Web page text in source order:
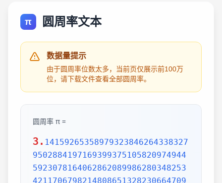
π 圆周率文本
数据量提示
由于圆周率位数太多，当前页仅展示前100万
位，请下载文件查看全部圆周率。
圆周率 π =
3. 1415926535897932384626433832795028841971693993751058209749445923078164062862089986280348253421170679821480865132823066470938446095505822317253594081284811174502841027019385211055596446229489549303819644288109756659334461284756482337867831652712019091456485669234603486104543266482133936072602491412737245870066063155881748815209209628292540917153643678925903600113305305488204665213841469519415116094330572703657595919530921861173819326117931051185480744623799627495673518857527248912279381830119491298336733624406566430860213949463952247371907021798609437027705392171762931767523846748184676694051320005681271452635608277857713427577896091736371787214684409012249534301465495853710507922796892589235420199561121290219608640344181598136297747713099605187072113499999983729780499510597317328160963185950244594553469083026425223082533446850352619311881710100031378387528865875332083814206171776691473035982534904287554687311595628638823537875937519577818577805321712268066130019278766111959092164201989380952572010654858632788659361533818279682303019520353018529689957736225994138912497217752834791315155748572424541506959508295331168617278558890750983817546374649393192550604009277016711390098488240128583616035637076601047101819429555961989467678374494482553797747268471040475346462080466842590694912933136770289891521047521620569660240580381501935112533824300355876402474964732639141992726042699227967823547816360093417216412199245863150302861829745557067498385054945885869269956909272107975093029553211653449872027559602364806654991198818347977535663698074265425278625518184175746728909777727938000816470600161452491921732172147723501414419735685481613611573525521334757418494684385233239073941433345477624168625189835694855620992192221842725502542568876717904946016534668049886272327917860857843838279679766814541009538837863609506800642251252051173929848960841284886269456042419652850222106611863067442786220391949450471237137869609563643719172874677646575739624138908658326459958133904780275900994657640789512694683983525957098258226205224894077267194782684826014769909026401363944374553050682034962524517493996514314298091906592509372216964615157098583874105978859597729754989301617539284681382686838689427741559918559252459539594310499725246808459872736446958486538367362226260991246080512438843904512441365497627807977156914359977001296160894416948685558484063534220722258284886481584560285060168427394522674676788952521385225499546667278239864565961163548862305774564980355936345681743241125150760694794510965960940252288797108931456691368672287489405601015033086179286809208747609178249385890097149096759852613655497818931297848216829989487226588048575640142704775551323796414515237462343645428584447952658678210511413547357395231134271661021359695362314429524849371871101457654035902799344037420073105785390621983874478084784896833214457138687519435064302184531910484810053706146806749192781911979399520614196634287544406437451237181921799983910159195618146751426912397489409071864942319615679452080951465502252316038819301420937621378559566389377870830390697920773467221825625996615014215030680384477345492026054146659252014974428507325186660021324340881907104863317346496514539057962685610055081066587969981635747363840525714591028970641401109712062804390397595156771577004203378699360072305587631763594218731251471205329281918261861258673215791984148488291644706095752706957220917567116722910981690915280173506712748583222871835209353965725121083579151369882091444210067510334671103141267111369908658516398315019701651511685171437657618351556508849099898599823873455283316355076479185358932261854896321329330898570642046752590709154814165498594616371802709819943099244889575712828905923233260972997120844335732654893823911932597463667305836041428138830320382490375898524374417029132765618093773444030707469211201913020330380197621101100449293215160842444859637669838952286847831235526582131449576857262433441893039686426243410773226978028073189154411010446823252716201052652272111660396665573092547110557853763466820653109896526918620564769312570586356620185581007293606598764861179104533488503461136576867532494416680396265797877185560845529654126654085306143444318586769751456614068007002378776591344017127494704205622305389945613140711270004078547332699390814546646458807972708266830634328587856983052358089330657574067954571637752542021149557615814002501262285941302164715509792592309907965473761255176567513575178296664547791745011299614890304639947132962107340437518957359614589019389713111790429782856475032031986915140287080859904801094121472213179476477726224142548545403321571853061422881375850430633217518297986622371721591607716692547487389866549494501146540628433663937900397692656721463853067360965712091807638327166416274888800786925602902284721040317211860820419000422966171196377921337575114959501566049631862947265473642523081770367515906735023507283540567040386743513622224771589150495309844489333096340878076932599397805419341447377441842631298608099888687413260472156951623965864573021631598193195167353812974167729478672422924654366800980676928238280689964004824354037014163149658979409243237896907069779422362508221688957383798623001593776471651228935786015881617557829735233446042815126272037343146531977774160319906655418763979293344195215413418994854447345673831624993419131814809277771038638773431772075456545322077709212019051660962804909263601975988281613323166636528619326686336062735676303544776280350450777235547105859548702790814356240145171806246436267945612753181340783303362542327839449753824372058353114771199260638133467768796959703098339130771098704085913374641442822772634659470474587847787201927715280731767907707157213444730605700733492436931138350493163128404251219256517980694113528013147013047816437885185290928545201165839341965621349143415956258658655705526904965209858033850722426482939728584783163057777560688876446248246857926039535277348030480290058760758251047470916439613626760449256274204208320856611906254543372131535958450687724602901618766795240616342522577195429162991930645537799140373404328752628889639958794757291746426357455254079091451357111369410911939325191076020825202618798531887705842972591677813149699009019211697173727847684726860849003377024242916513005005168323364350389517029893922334517220138128069650117844087451960121228599371623130171144484640903890644954440061986907548516026327505298349187407866808818338510228334508504860825039302133219715518430635455007668282949304137765527939751754613953984683393638304746119966538581538420568533862186725233402830871123282789212507712629463229563989898935821167456270102183564622013496715188190973038119800497340723961036854066431939509790190699639552453005450580685501956730229219139339185680344903982059551002263535361920419947455385938102343955449597783779023742161727111723643435439478221818528624085140066604433258885698670543154706965747458550332323342107301545940516553790686627333799585115625784322988273723198987571415957811196358330059408730681216028764962867446047746491599505497374256269010490377819868359381465741268049256487985561453723478673303904688383436346553794986419270563872931748723320837601123029911367938627089438799362016295154133714248928307220126901475466847653576164773794675200490757155527819653621323926406160136358155907422020203187277605277219005561484255518792530343513984425322341576233610642506390497500865627109535919465897514131034822769306247435363256916078154781811528436679570611086153315044521274739245449454236828860613408414863776700961207151249140430272538607648236341433462351897576645216413767969031495019108575984423919862916421939949072362346468441173940326591840443780513338945257423995082965912285085558215725031071257012668302402929525220118726767562204154205161841634847565169998116141010029960783869092916030288400269104140792886215078424516709087000699282120660418371806535567252532567532861291042487761825829765157959847035622262934860034158722980534989650226291748788202734209222245339856264766914905562842503912757710284027998066365825488926488025456610172967026640765590429099456815065265305371829412703369313785178609040708667114965583434347693385781711386455873678123014587687126603489139095620099393610310291616152881384379099042317473363948045759314931405297634757481193567091101377517210080315590248530906692037671922033229094334676851422144773793937517034436619910403375111735471918550464490263655128162288244625759163330391072253837421821408835086573917715096828874782656995995744906617583441375223970968340800535598491754173818839994469748676265516582765848358845314277568790029095170283529716344562129640435231176006651012412006597558512761785838292041974844236080071930457618932349229279650198751872127267507981255470958904556357921221033346697499235630254947802490114195212382815309114079073860251522742995818072471625916685451333123948049470791191532673430282441860414263639548000448002670496248201792896476697583183271314251702969234889627668440323260927524960357996469256504936818360900323809293459588970695365349406034021665443755890045632882250545255640564482465151875471196218443965825337543885690941130315095261793780029741207665147939425902989695946995565761218656196733786236256125216320862869222103274889218654364802296780705765615144632046927906821207388377814233562823608963208068222468012248261177185896381409183903673672220888321513755600372798394004152970028783076670944474560134556417254370906979396122571429894671543578468788614445812314593571984922528471605049221242470141214780573455105008019086996033027634787081081754501193071412233908663938339529425786905076431006383519834389341596131854347546495569781038293097164651438407007073604112373599843452251610507027056235266012764848308407611830130527932054274628654036036745328651057065874882256981579367897669742205750596834408697350201410206723585020072452256326513410559240190274216248439140359989535394590944070469120914093870012645600162374288021092764579310657922955249887275846101264836999892256959688159205600101655256375678